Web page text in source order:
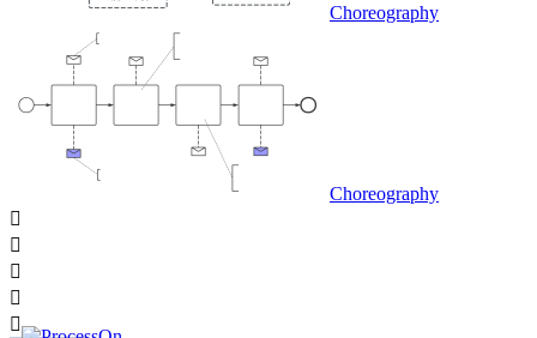
Choreography
Choreography




